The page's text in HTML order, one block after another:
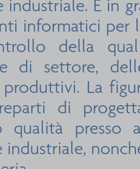
industriale. È in
informatici per
della
di settore,
produttivi. La
di
qualità presso
industriale,